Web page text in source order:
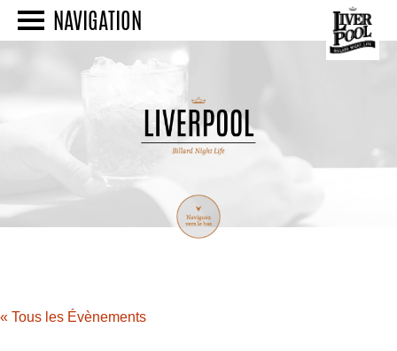
NAVIGATION
« Tous les Évènements